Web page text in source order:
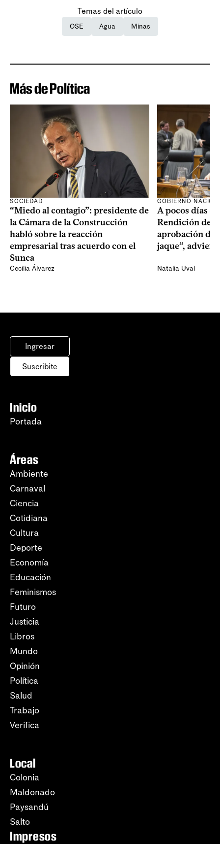
Temas del artículo
OSE Agua Minas
Más de Política
SOCIEDAD
“Miedo al contagio”: presidente de
la Cámara de la Construcción
habló sobre la reacción
empresarial tras acuerdo con el
Sunca
Cecilia Álvarez
GOBIERNO
A pocos días
Rendición de
aprobación del
jaque”,
Natalia Uval
Ingresar
Suscribite
Inicio
Portada
Áreas
Ambiente
Carnaval
Ciencia
Cotidiana
Cultura
Deporte
Economía
Educación
Feminismos
Futuro
Justicia
Libros
Mundo
Opinión
Política
Salud
Trabajo
Verifica
Local
Colonia
Maldonado
Paysandú
Salto
Impresos